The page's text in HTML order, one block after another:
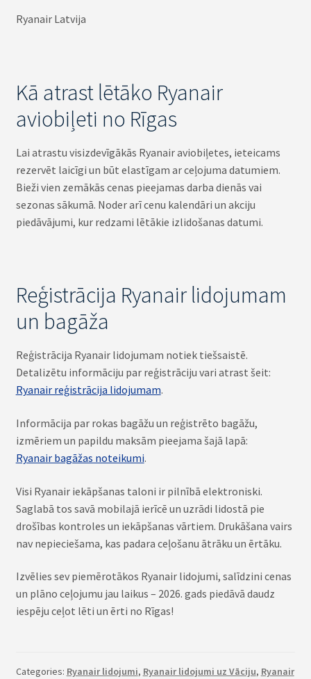
Ryanair Latvija
Kā atrast lētāko Ryanair
aviobiļeti no Rīgas
Lai atrastu visizdevīgākās Ryanair aviobiļetes, ieteicams
rezervēt laicīgi un būt elastīgam ar ceļojuma datumiem.
Bieži vien zemākās cenas pieejamas darba dienās vai
sezonas sākumā. Noder arī cenu kalendāri un akciju
piedāvājumi, kur redzami lētākie izlidošanas datumi.
Reģistrācija Ryanair lidojumam
un bagāža
Reģistrācija Ryanair lidojumam notiek tiešsaistē.
Detalizētu informāciju par reģistrāciju vari atrast šeit:
Ryanair reģistrācija lidojumam.
Informācija par rokas bagāžu un reģistrēto bagāžu,
izmēriem un papildu maksām pieejama šajā lapā:
Ryanair bagāžas noteikumi.
Visi Ryanair iekāpšanas taloni ir pilnībā elektroniski.
Saglabā tos savā mobilajā ierīcē un uzrādi lidostā pie
drošības kontroles un iekāpšanas vārtiem. Drukāšana vairs
nav nepieciešama, kas padara ceļošanu ātrāku un ērtāku.
Izvēlies sev piemērotākos Ryanair lidojumi, salīdzini cenas
un plāno ceļojumu jau laikus – 2026. gads piedāvā daudz
iespēju ceļot lēti un ērti no Rīgas!
Categories: Ryanair lidojumi, Ryanair lidojumi uz Vāciju, Ryanair